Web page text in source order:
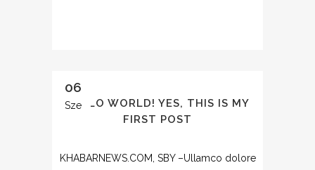
06
Sze
HELLO WORLD! YES, THIS IS MY
FIRST POST
KHABARNEWS.COM, SBY –Ullamco dolore